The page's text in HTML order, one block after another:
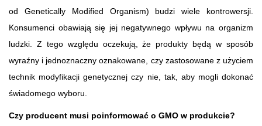
od Genetically Modified Organism) budzi wiele kontrowersji.
Konsumenci obawiają się jej negatywnego wpływu na organizm
ludzki. Z tego względu oczekują, że produkty będą w sposób
wyraźny i jednoznaczny oznakowane, czy zastosowane z użyciem
technik modyfikacji genetycznej czy nie, tak, aby mogli dokonać
świadomego wyboru.
Czy producent musi poinformować o GMO w produkcie?